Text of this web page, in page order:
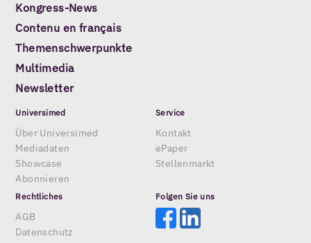
Kongress-News
Contenu en français
Themenschwerpunkte
Multimedia
Newsletter
Universimed
Über Universimed
Mediadaten
Showcase
Abonnieren
Service
Kontakt
ePaper
Stellenmarkt
Rechtliches
AGB
Datenschutz
Folgen Sie uns